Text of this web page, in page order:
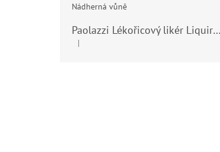
Nádherná vůně
Paolazzi Lékořicový likér Liquirizia 24% 0,7L
Hodnocení produktu je 5 z 5 hvězdiček.
|